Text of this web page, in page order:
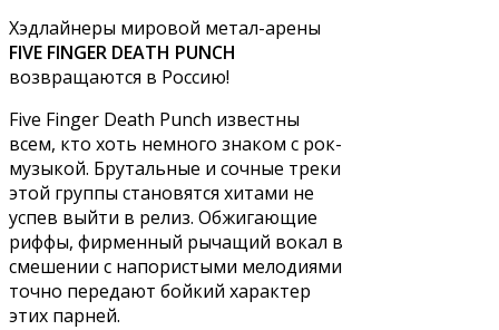
Хэдлайнеры мировой метал-арены
FIVE FINGER DEATH PUNCH
возвращаются в Россию!
Five Finger Death Punch известны
всем, кто хоть немного знаком с рок-
музыкой. Брутальные и сочные треки
этой группы становятся хитами не
успев выйти в релиз. Обжигающие
риффы, фирменный рычащий вокал в
смешении с напористыми мелодиями
точно передают бойкий характер
этих парней.